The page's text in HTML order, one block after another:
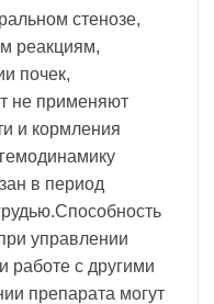
стенозе,
реакциям,
почек,
не применяют
и кормления
в период
управлении
работе с другими
препарата могут